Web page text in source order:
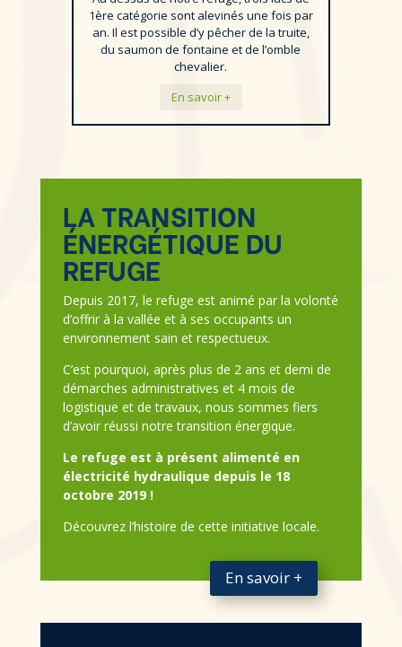
1ère catégorie sont alevinés une fois par
an. Il est possible d’y pêcher de la truite,
du saumon de fontaine et de l’omble
chevalier.
En savoir +
LA TRANSITION
ÉNERGÉTIQUE DU
REFUGE
Depuis 2017, le refuge est animé par la volonté
d’offrir à la vallée et à ses occupants un
environnement sain et respectueux.
C’est pourquoi, après plus de 2 ans et demi de
démarches administratives et 4 mois de
logistique et de travaux, nous sommes fiers
d’avoir réussi notre transition énergique.
Le refuge est à présent alimenté en
électricité hydraulique depuis le 18
octobre 2019 !
Découvrez l’histoire de cette initiative locale.
En savoir +